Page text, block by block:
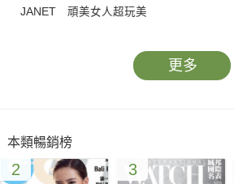
JANET 頑美女人超玩美
樣自然不做作，尤其那雙水汪汪的大眼睛
著你。早有聽聞她跆拳道黑帶的非凡戰績
演一場香汗淋漓的性感即足矣。
更多
本類暢銷榜
2 3